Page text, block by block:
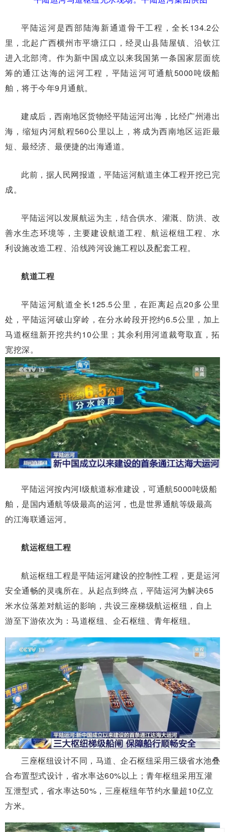
平陆运河是西部陆海新通道骨干工程，全长134.2公
里，北起广西横州市平塘江口，经灵山县陆屋镇、沿钦江
进入北部湾。作为新中国成立以来我国第一条国家层面统
筹的通江达海的运河工程，平陆运河可通航5000吨级船
舶，将于今年9月通航。
建成后，西南地区货物经平陆运河出海，比经广州港出
海，缩短内河航程560公里以上，将成为西南地区运距最
短、最经济、最便捷的出海通道。
此前，据人民网报道，平陆运河航道主体工程开挖已完
成。
平陆运河以发展航运为主，结合供水、灌溉、防洪、改
善水生态环境等，主要建设航道工程、航运枢纽工程、水
利设施改造工程、沿线跨河设施工程以及配套工程。
航道工程
平陆运河航道全长125.5公里，在距离起点20多公里
处，平陆运河破山穿岭，在分水岭段开挖约6.5公里，加上
马道枢纽新开挖共约10公里；其余利用河道裁弯取直，拓
宽挖深。
平陆运河按内河Ⅰ级航道标准建设，可通航5000吨级船
舶，是国内通航等级最高的运河，也是世界通航等级最高
的江海联通运河。
航运枢纽工程
航运枢纽工程是平陆运河建设的控制性工程，更是运河
安全通畅的灵魂所在。从起点到终点，平陆运河为解决65
米水位落差对航运的影响，共设三座梯级航运枢纽，自上
游至下游依次为：马道枢纽、企石枢纽、青年枢纽。
三座枢纽设计不同，马道、企石枢纽采用三级省水池叠
合布置型式设计，省水率达60%以上；青年枢纽采用互灌
互泄型式，省水率达50%，三座枢纽年节约水量超10亿立
方米。